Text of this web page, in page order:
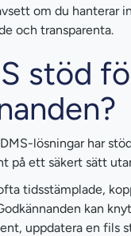
om du hanterar
och transparenta.
stöd
lösningar har
på ett säkert sätt
tidsstämplade,
kan
uppdatera en fils